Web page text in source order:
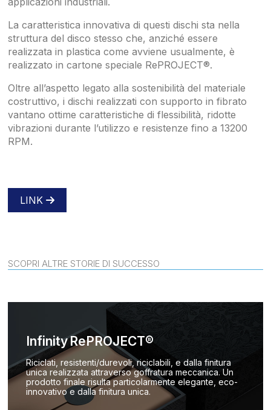
La caratteristica innovativa di questi dischi sta nella
struttura del disco stesso che, anziché essere
realizzata in plastica come avviene usualmente, è
realizzato in cartone speciale RePROJECT®.
Oltre all’aspetto legato alla sostenibilità del materiale
costruttivo, i dischi realizzati con supporto in fibrato
vantano ottime caratteristiche di flessibilità, ridotte
vibrazioni durante l’utilizzo e resistenze fino a 13200
RPM.
LINK
SCOPRI ALTRE STORIE DI SUCCESSO
Infinity RePROJECT®
Riciclati, resistenti/durevoli, riciclabili, e dalla finitura
unica realizzata attraverso goffratura meccanica. Un
prodotto finale risulta particolarmente elegante, eco-
innovativo e dalla finitura unica.